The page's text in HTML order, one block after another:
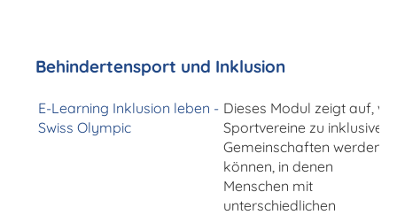
Behindertensport und Inklusion
E-Learning Inklusion leben -
Swiss Olympic
Dieses Modul zeigt auf,
Sportvereine zu inklusiven
Gemeinschaften werden
können, in denen
Menschen mit
unterschiedlichen